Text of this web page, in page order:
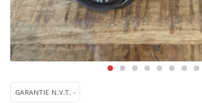
GARANTIE N.V.T. -